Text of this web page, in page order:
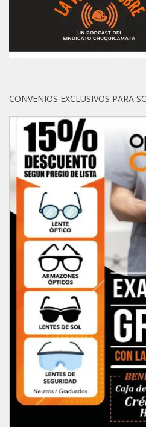
CONVENIOS EXCLUSIVOS PARA